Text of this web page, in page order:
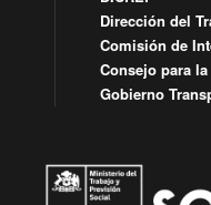
Dirección del
Comisión de
Consejo para
Gobierno